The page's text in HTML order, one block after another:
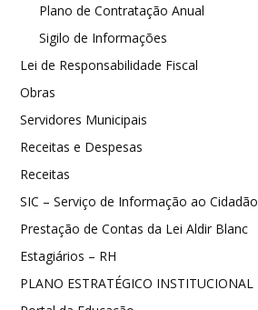
Plano de Contratação Anual
Sigilo de Informações
Lei de Responsabilidade Fiscal
Obras
Servidores Municipais
Receitas e Despesas
Receitas
SIC – Serviço de Informação ao Cidadão
Prestação de Contas da Lei Aldir Blanc
Estagiários – RH
PLANO ESTRATÉGICO INSTITUCIONAL